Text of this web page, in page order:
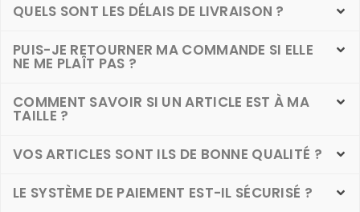
QUELS SONT LES DÉLAIS DE LIVRAISON ?
PUIS-JE RETOURNER MA COMMANDE SI ELLE
NE ME PLAÎT PAS ?
COMMENT SAVOIR SI UN ARTICLE EST À MA
TAILLE ?
VOS ARTICLES SONT ILS DE BONNE QUALITÉ ?
LE SYSTÈME DE PAIEMENT EST-IL SÉCURISÉ ?